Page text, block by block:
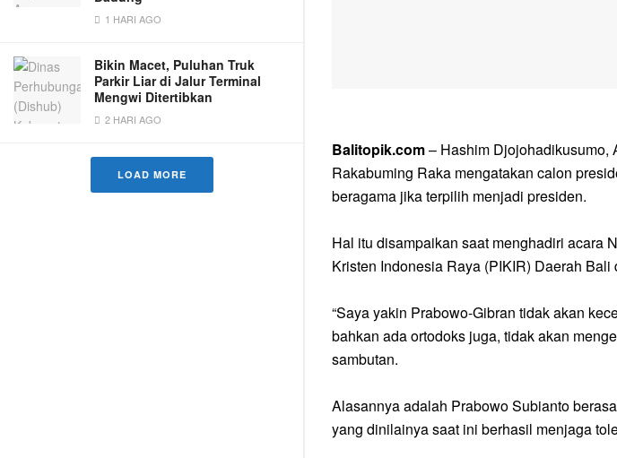
1 HARI AGO
Bikin Macet, Puluhan Truk
Parkir Liar di Jalur Terminal
Mengwi Ditertibkan
2 HARI AGO
LOAD MORE
Balitopik.com– Hashim Djojohadikusumo,
Rakabuming Raka mengatakan calon
beragama jika terpilih menjadi presiden.
Hal itu disampaikan saat menghadiri acara
Kristen Indonesia Raya (PIKIR) Daerah
“Saya yakin Prabowo-Gibran tidak akan
bahkan ada ortodoks juga, tidak akan
sambutan.
Alasannya adalah Prabowo Subianto
yang dinilainya saat ini berhasil menjaga